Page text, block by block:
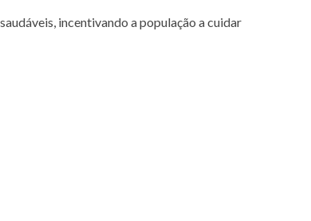
incentivando a população a cuidar